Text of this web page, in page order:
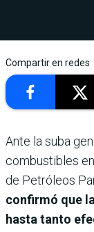
Compartir en redes
Ante la suba
combustibles
de Petróleos
confirmó que
hasta tanto